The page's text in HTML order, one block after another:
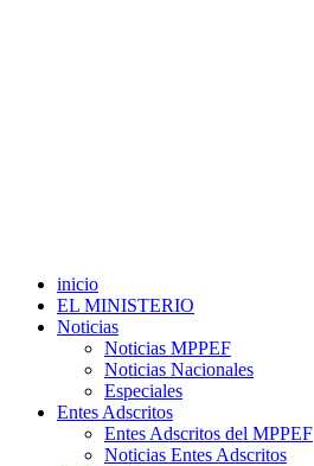
inicio
EL MINISTERIO
Noticias
Noticias MPPEF
Noticias Nacionales
Especiales
Entes Adscritos
Entes Adscritos del MPPEF
Noticias Entes Adscritos